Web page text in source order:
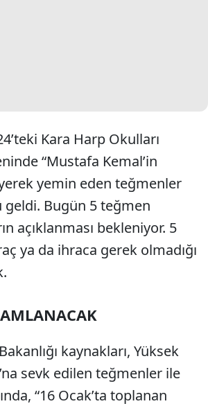
Kara Harp Okulları
“Mustafa Kemal’in
yemin eden teğmenler
Bugün 5 teğmen
açıklanması bekleniyor. 5
ya da ihraca gerek olmadığı
kaynakları, Yüksek
sevk edilen teğmenler ile
“16 Ocak’ta toplanan